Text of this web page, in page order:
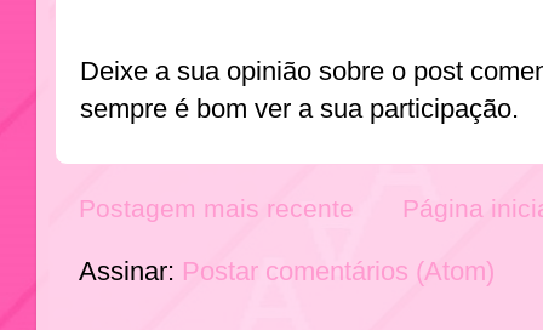
Deixe a sua opinião sobre o post
sempre é bom ver a sua participação.
Postagem mais recente Página
Assinar: Postar comentários (Atom)